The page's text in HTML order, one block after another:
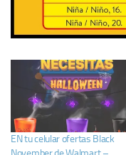
EN tu celular ofertas Black